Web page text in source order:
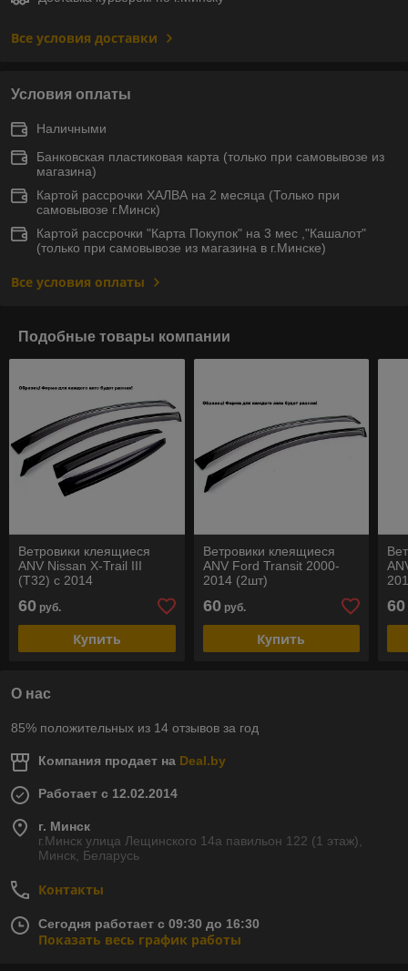
Все условия доставки
Условия оплаты
Наличными
Банковская пластиковая карта (только при самовывозе из
магазина)
Картой рассрочки ХАЛВА на 2 месяца (Только при
самовывозе г.Минск)
Картой рассрочки "Карта Покупок" на 3 мес ,"Кашалот"
(только при самовывозе из магазина в г.Минске)
Все условия оплаты
Подобные товары компании
Ветровики клеящиеся
ANV Nissan X-Trail III
(T32) с 2014
60 руб.
Купить
Ветровики клеящиеся
ANV Ford Transit 2000-
2014 (2шт)
60 руб.
Купить
60
О нас
85% положительных из 14 отзывов за год
Компания продает на Deal.by
Работает с 12.02.2014
г. Минск
г.Минск улица Лещинского 14а павильон 122 (1 этаж),
Минск, Беларусь
Контакты
Сегодня работает с 09:30 до 16:30
Показать весь график работы